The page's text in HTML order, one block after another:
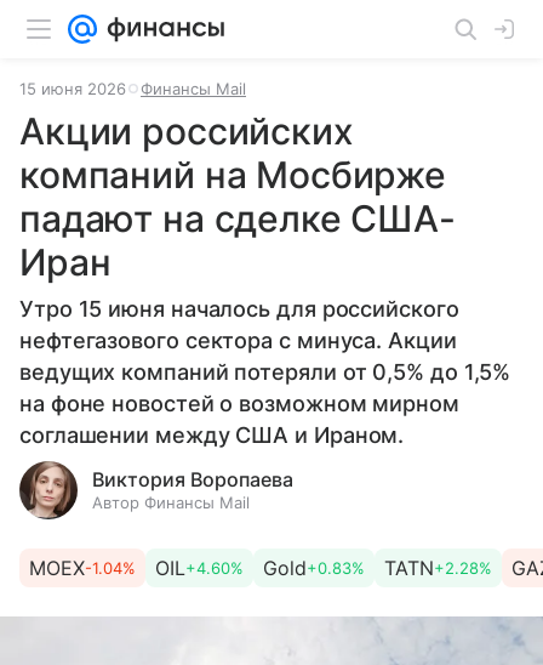
15 июня 2026 Финансы Mail
Акции российских
компаний на Мосбирже
падают на сделке США-
Иран
Утро 15 июня началось для российского
нефтегазового сектора с минуса. Акции
ведущих компаний потеряли от 0,5% до 1,5%
на фоне новостей о возможном мирном
соглашении между США и Ираном.
Виктория Воропаева
Автор Финансы Mail
MOEX-1.04% OIL+4.60% Gold+0.83% TATN+2.28%